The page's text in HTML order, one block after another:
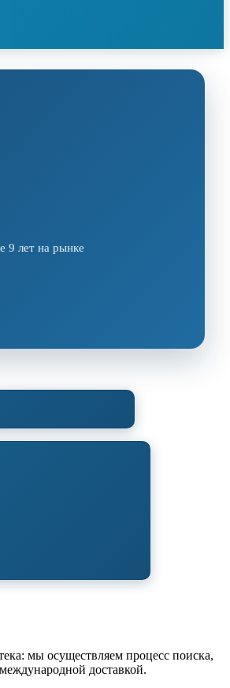
9 лет на рынке
мы осуществляем процесс поиска,
доставкой.